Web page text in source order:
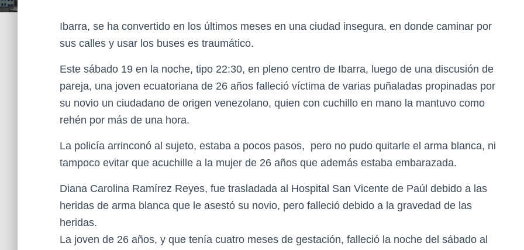
Ibarra, se ha convertido en los últimos meses en una ciudad insegura, en donde caminar por
sus calles y usar los buses es traumático.
Este sábado 19 en la noche, tipo 22:30, en pleno centro de Ibarra, luego de una discusión de
pareja, una joven ecuatoriana de 26 años falleció víctima de varias puñaladas propinadas por
su novio un ciudadano de origen venezolano, quien con cuchillo en mano la mantuvo como
rehén por más de una hora.
La policía arrinconó al sujeto, estaba a pocos pasos, pero no pudo quitarle el arma blanca, ni
tampoco evitar que acuchille a la mujer de 26 años que además estaba embarazada.
Diana Carolina Ramírez Reyes, fue trasladada al Hospital San Vicente de Paúl debido a las
heridas de arma blanca que le asestó su novio, pero falleció debido a la gravedad de las
heridas.
La joven de 26 años, y que tenía cuatro meses de gestación, falleció la noche del sábado al